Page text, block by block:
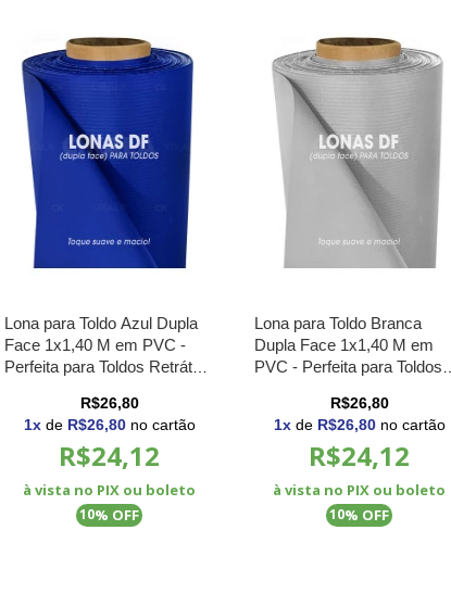
Lona para Toldo Azul Dupla
Face 1x1,40 M em PVC -
Perfeita para Toldos Retráteis
R$26,80
1xde R$26,80no cartão
R$24,12
à vista no PIX ou boleto
10% OFF
Lona para Toldo Branca
Dupla Face 1x1,40 M em
PVC - Perfeita para Toldos
R$26,80
1xde R$26,80no cartão
R$24,12
à vista no PIX ou boleto
10% OFF